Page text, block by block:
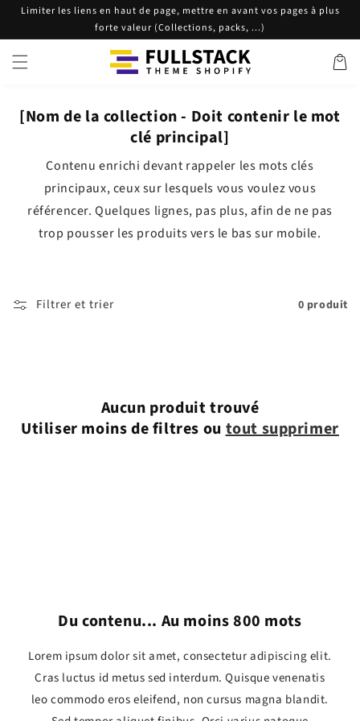
passer
Limiter les liens en haut de page, mettre en avant vos pages à plus
forte valeur (Collections, packs, ...)
Panier
[Nom de la collection - Doit contenir le mot
clé principal]
Contenu enrichi devant rappeler les mots clés
principaux, ceux sur lesquels vous voulez vous
référencer. Quelques lignes, pas plus, afin de ne pas
trop pousser les produits vers le bas sur mobile.
Filtrer et trier 0 produit
Aucun produit trouvé
Utiliser moins de filtres outout supprimer
Du contenu... Au moins 800 mots
Lorem ipsum dolor sit amet, consectetur adipiscing elit.
Cras luctus id metus sed interdum. Quisque venenatis
leo commodo eros eleifend, non cursus magna blandit.